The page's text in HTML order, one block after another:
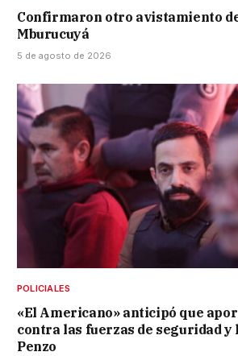
Confirmaron otro avistamiento
Mburucuyá
5 de agosto de 2026
POLICIALES
«El Americano» anticipó que
contra las fuerzas de seguridad y
Penzo